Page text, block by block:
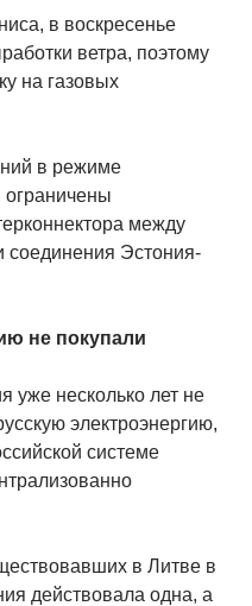
в воскресенье
ветра, поэтому
на газовых
в режиме
между
Эстония-
не покупали
уже несколько лет не
электроэнергию,
системе
в Литве в
действовала одна, а